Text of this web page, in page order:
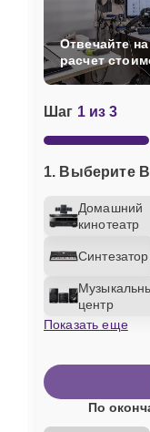
Шаг 1 из 3
1. Выберите
Домашний
кинотеатр
Синтезатор
центр
Показать еще
Отвечайте
расчет
По